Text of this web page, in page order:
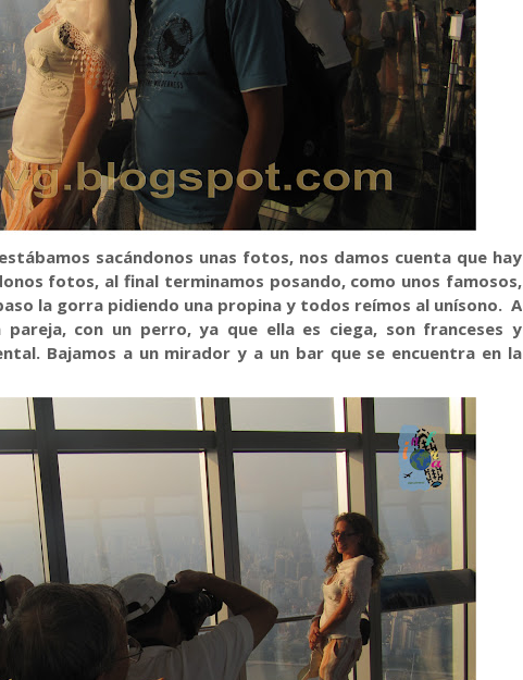
sacándonos unas fotos, nos damos cuenta que hay
fotos, al final terminamos posando, como unos famosos,
la gorra pidiendo una propina y todos reímos al unísono. A
con un perro, ya que ella es ciega, son franceses y
Bajamos a un mirador y a un bar que se encuentra en la